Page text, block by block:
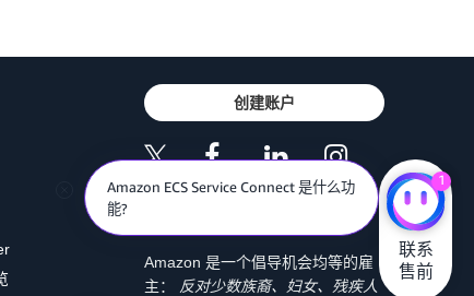
创建账户
Amazon 是一个倡导机会均等的雇
主：
反对少数族裔、妇女、残疾人
Amazon ECS Service Connect 是什么功
能?
1
联系
售前